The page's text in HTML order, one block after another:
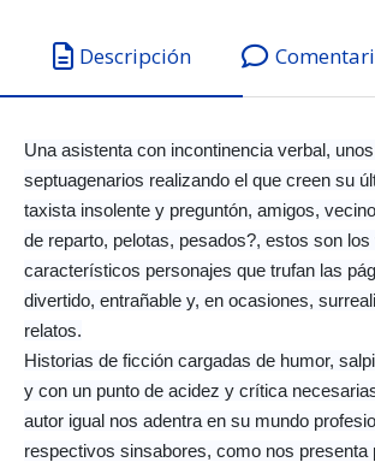
Descripción
Una asistenta con incontinencia verbal,
septuagenarios realizando el que creen su
taxista insolente y preguntón, amigos,
de reparto, pelotas, pesados?, estos son
característicos personajes que trufan las
divertido, entrañable y, en ocasiones,
relatos.
Historias de ficción cargadas de humor,
y con un punto de acidez y crítica
autor igual nos adentra en su mundo
respectivos sinsabores, como nos presenta